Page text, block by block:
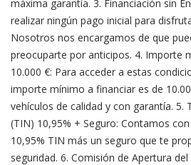
máxima garantía. 3. Financiación sin
realizar ningún pago inicial para
Nosotros nos encargamos de que
preocuparte por anticipos. 4. Importe
10.000 €: Para acceder a estas
importe mínimo a financiar es de
vehículos de calidad y con garantía. 5.
(TIN) 10,95% + Seguro: Contamos
10,95% TIN más un seguro que te
seguridad. 6. Comisión de Apertura